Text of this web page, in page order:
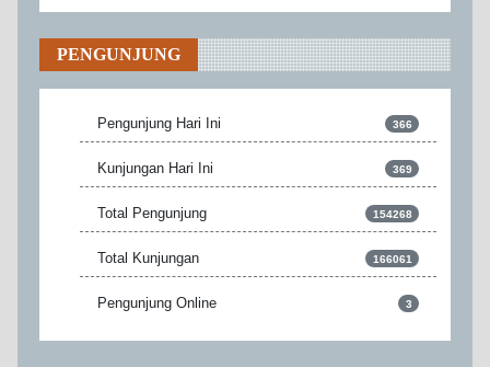
PENGUNJUNG
Pengunjung Hari Ini 366
Kunjungan Hari Ini 369
Total Pengunjung 154268
Total Kunjungan 166061
Pengunjung Online 3